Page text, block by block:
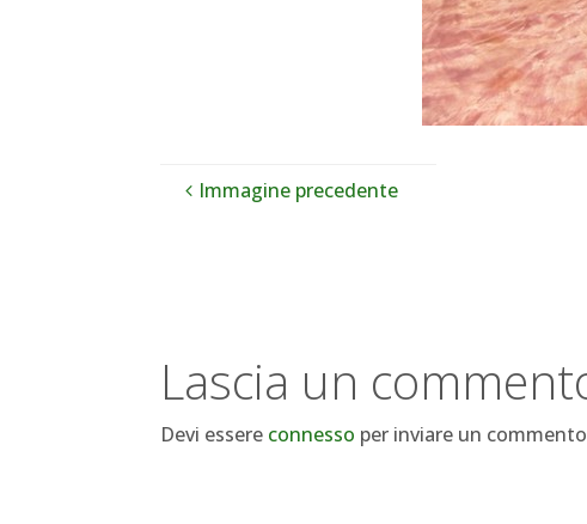
Immagine precedente
Lascia un
Devi essere connesso per inviare un